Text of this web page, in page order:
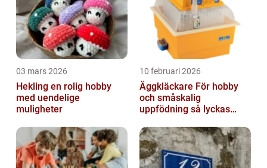
03 mars 2026
Hekling en rolig hobby
med uendelige
muligheter
10 februari 2026
Äggkläckare För hobby
och småskalig
uppfödning så lyckas